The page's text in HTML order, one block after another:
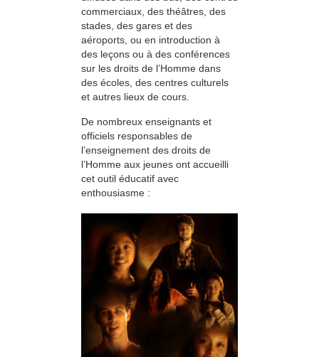
commerciaux, des théâtres, des
stades, des gares et des
aéroports, ou en introduction à
des leçons ou à des conférences
sur les droits de l’Homme dans
des écoles, des centres culturels
et autres lieux de cours.
De nombreux enseignants et
officiels responsables de
l’enseignement des droits de
l’Homme aux jeunes ont accueilli
cet outil éducatif avec
enthousiasme :